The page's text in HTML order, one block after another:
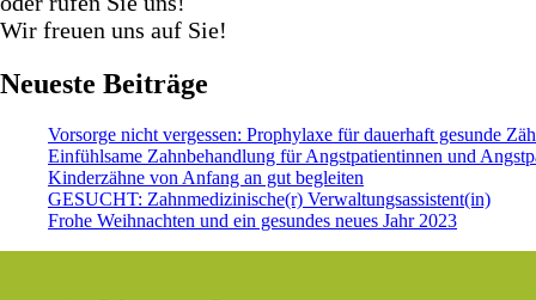
Wir freuen uns auf Sie!
Neueste Beiträge
Vorsorge nicht vergessen: Prophylaxe für dauerhaft gesunde
Einfühlsame Zahnbehandlung für Angstpatientinnen und
Kinderzähne von Anfang an gut begleiten
GESUCHT: Zahnmedizinische(r) Verwaltungsassistent(in)
Frohe Weihnachten und ein gesundes neues Jahr 2023